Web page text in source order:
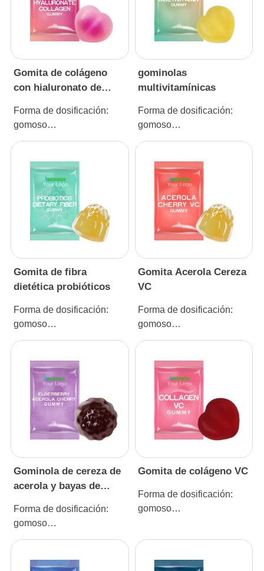
Gomita de colágeno
con hialuronato de
Forma de dosificación:
gomoso
Especificación: 4 g
gominolas
multivitamínicas
Forma de dosificación:
gomoso
Especificación: 4 g
Gomita de fibra
dietética probióticos
Forma de dosificación:
gomoso
Especificación: 3g
Gomita Acerola Cereza
VC
Forma de dosificación:
gomoso
Especificación: 3g
Gominola de cereza de
acerola y bayas de
Forma de dosificación:
gomoso
Especificación: 3g
Gomita de colágeno VC
Forma de dosificación:
gomoso